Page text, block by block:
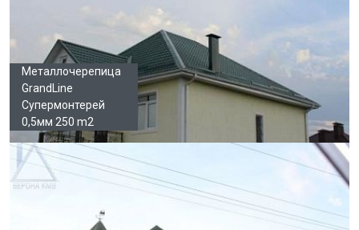
Металлочерепица
GrandLine
Супермонтерей
0,5мм 250 m2